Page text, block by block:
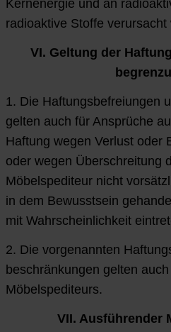
Kernenergie und an
radioaktive Stoffe verursacht
VI. Geltung der
1. Die Haftungsbefreiungen
gelten auch für Ansprüche
Haftung wegen Verlust oder
oder wegen Überschreitung
Möbelspediteur nicht
in dem Bewusstsein
mit Wahrscheinlichkeit
2. Die vorgenannten
beschränkungen gelten
Möbelspediteurs.
VII. Ausführender